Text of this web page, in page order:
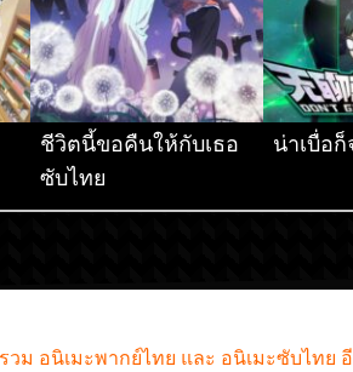
ชีวิตนี้ขอคืนให้กับเธอ
ซับไทย
น่าเบื่อ
ม อนิเมะพากย์ไทย และ อนิเมะซับไท